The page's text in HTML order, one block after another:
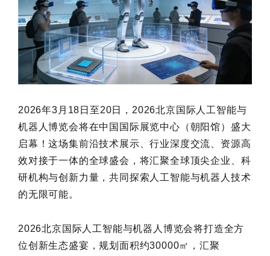
2026年3月18日至20日，2026北京国际人工智能与
机器人博览会将在中国国际展览中心（朝阳馆）盛大
启幕！这场集前沿技术展示、行业深度交流、资源高
效对接于一体的全球盛会，将汇聚全球顶尖企业、科
研机构与创新力量，共同探索人工智能与机器人技术
的无限可能。
2026北京国际人工智能与机器人博览会将打造全方
位创新生态盛宴，规划面积约30000㎡，汇聚